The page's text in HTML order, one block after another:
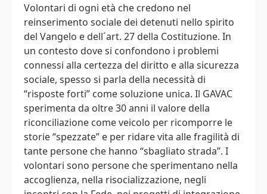
Volontari di ogni età che credono nel
reinserimento sociale dei detenuti nello spirito
del Vangelo e dell´art. 27 della Costituzione. In
un contesto dove si confondono i problemi
connessi alla certezza del diritto e alla sicurezza
sociale, spesso si parla della necessità di
“risposte forti” come soluzione unica. Il GAVAC
sperimenta da oltre 30 anni il valore della
riconciliazione come veicolo per ricomporre le
storie “spezzate” e per ridare vita alle fragilità di
tante persone che hanno “sbagliato strada”. I
volontari sono persone che sperimentano nella
accoglienza, nella risocializzazione, negli